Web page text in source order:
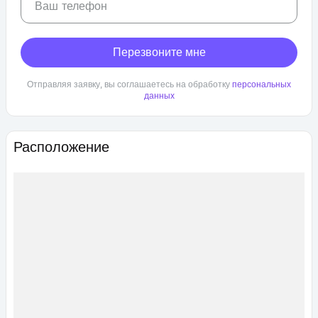
Расположение
Ваш телефон
Перезвоните мне
Отправляя заявку, вы соглашаетесь на обработку персональных
данных